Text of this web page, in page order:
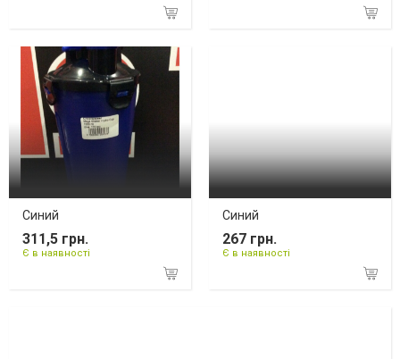
Синий
311,5 грн.
Є в наявності
Синий
267 грн.
Є в наявності